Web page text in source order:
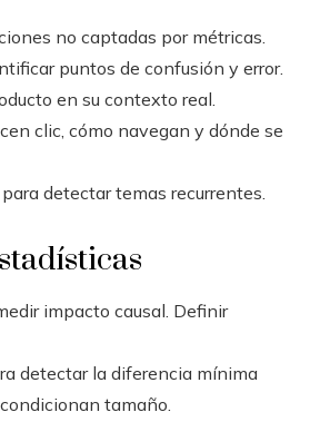
no captadas por métricas.
puntos de confusión y error.
en su contexto real.
clic, cómo navegan y dónde se
detectar temas recurrentes.
impacto causal. Definir
detectar la diferencia mínima
tamaño.